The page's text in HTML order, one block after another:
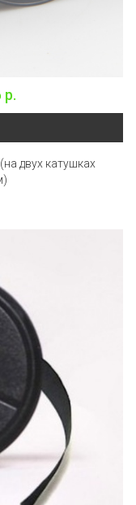
р.
двух катушках